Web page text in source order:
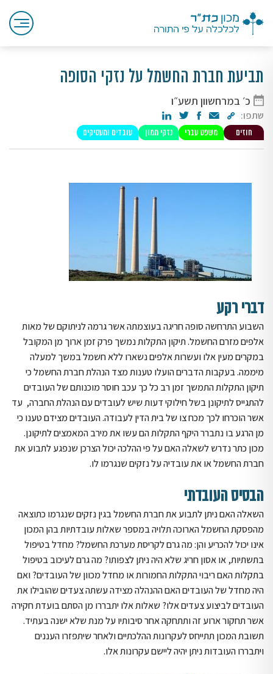
תביעת חברת החשמל על נזקי הסופה
כ׳ במרחשוון תשע״ו
שתפו:
חוזים משפט עברי נזקי ממון עובדים ומעסיקים
דברי רקע
השבוע התרחשה סופה חריגה בעוצמתה אשר גרמה לניתוקם של מאות
אלפים מזרם החשמל. תיקון התקלות נמשך פרק זמן ארוך מן המקובל
במקרים מעין אלו ועשרות אלפים נשארו ללא חשמל במשך למעלה
מיממה. בעקבות הדברים הועלו טענות מצד הנהלת חברת החשמל כי
תיקון התקלות התמשך זמן רב כל כך עכב חוסר מוכנותם של העובדים
להתגייס לתיקונן בשל חילוקי דעות שיש לעובדים עם הנהלת החברה, עד
אשר הוכרחו לכך מכח צו של בית הדין לעבודה. העובדים מצידם טענו כי
מן הרגע בו נתברר היקף התקלות הם עשו את מירב המאמצים לתיקונן.
מכון כתר נדרש לשאלה האם על פי ההלכה יכול הצרכן שנפגע לתבוע את
חברת החשמל או את עובדיה על נזקים שנגרמו לו.
הבסיס העובדתי
השאלה האם ניתן לתבוע את חברת החשמל בגין נזקים שנגרמו כתוצאה
מהפסקת החשמל הארוכה תלויה במספר שאלות עובדתיות בהן המכון
אינו יכול להכריע והן: מה גרם לקריסת מערכת החשמל? מחדל בטיפול
בתשתיות, או אסון חריג שלא היה ניתן לצפותו? מה גרם לעיכוב בטיפול
בתקלות האם ריבוי התקלות החמורות או מחדל מכוון של העובדים? ואם
היה מחדל של העובדים האם ההנהלה מצידה עשתה צעדים שהובילו את
העובדים לביצוע צעדים אלו? שאלות אלו יתבררו מן הסתם בועדת חקירה
אשר תחקור ארוע זה ותתחקה אחר סיבותיו על מנת שלא ישנה בעתיד.
תשובת המכון תתייחס לעקרונות ההלכתיים ולאחר שיתפזרו העננים
ויתבררו העובדות ניתן יהיה ליישם עקרונות אלו.